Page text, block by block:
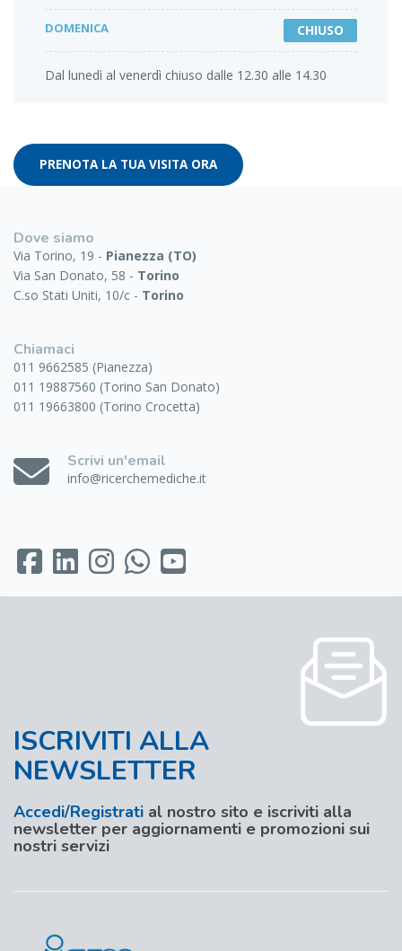
DOMENICA CHIUSO
Dal lunedì al venerdì chiuso dalle 12.30 alle 14.30
PRENOTA LA TUA VISITA ORA
Dove siamo
Via Torino, 19 - Pianezza (TO)
Via San Donato, 58 - Torino
C.so Stati Uniti, 10/c - Torino
Chiamaci
011 9662585 (Pianezza)
011 19887560 (Torino San Donato)
011 19663800 (Torino Crocetta)
Scrivi un'email
info@ricerchemediche.it
ISCRIVITI ALLA
NEWSLETTER
Accedi/Registrati al nostro sito e iscriviti alla
newsletter per aggiornamenti e promozioni sui
nostri servizi